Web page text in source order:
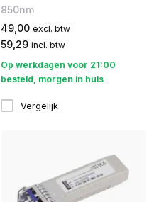
850nm
49,00 excl. btw
59,29 incl. btw
Op werkdagen voor 21:00
besteld, morgen in huis
Vergelijk